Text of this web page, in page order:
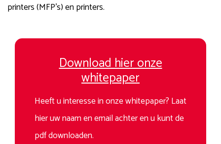
printers (MFP’s) en printers.
Download hier onze
whitepaper
Heeft u interesse in onze whitepaper? Laat
hier uw naam en email achter en u kunt de
pdf downloaden.